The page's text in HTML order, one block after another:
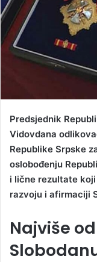
i
l
Predsjednik
Vidovdana
Republike Srpske
oslobođenju
i lične rezultate
razvoju i afirmaciji
Najviše